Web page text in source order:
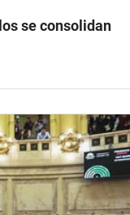
se consolidan